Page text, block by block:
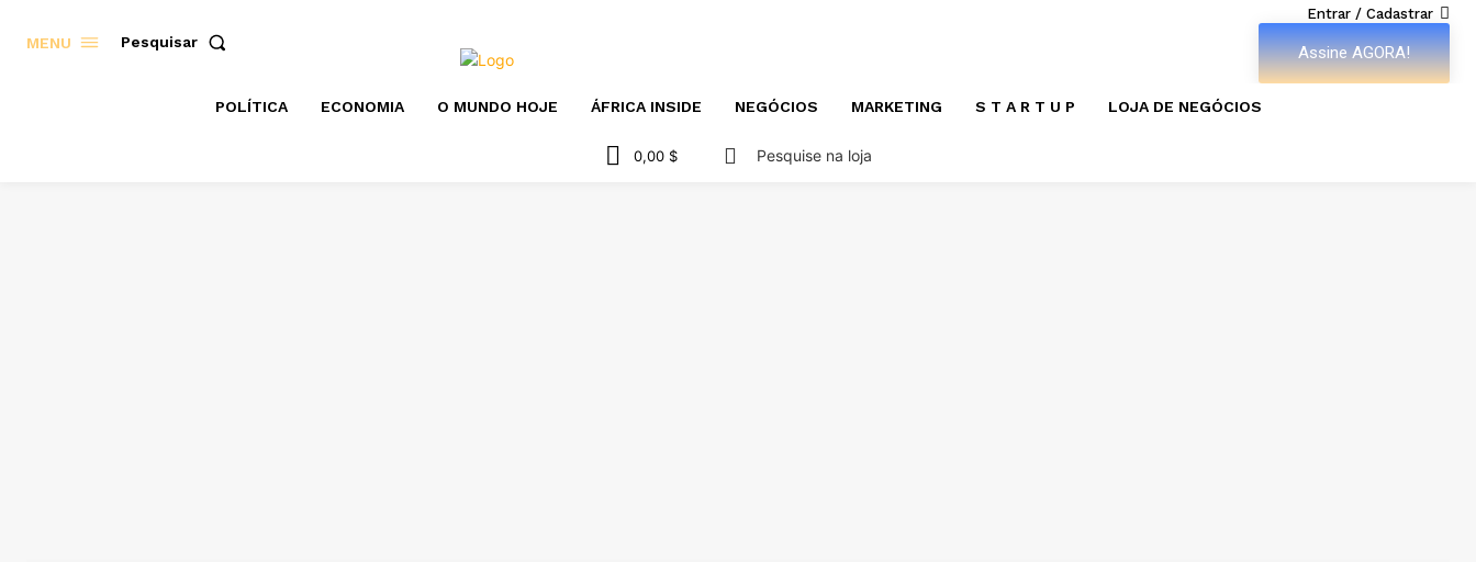
MENU Pesquisar
Entrar / Cadastrar
Assine AGORA!
POLÍTICA ECONOMIA O MUNDO HOJE ÁFRICA INSIDE NEGÓCIOS MARKETING S T A R T U P LOJA DE NEGÓCIOS
0,00 $ Pesquise na loja